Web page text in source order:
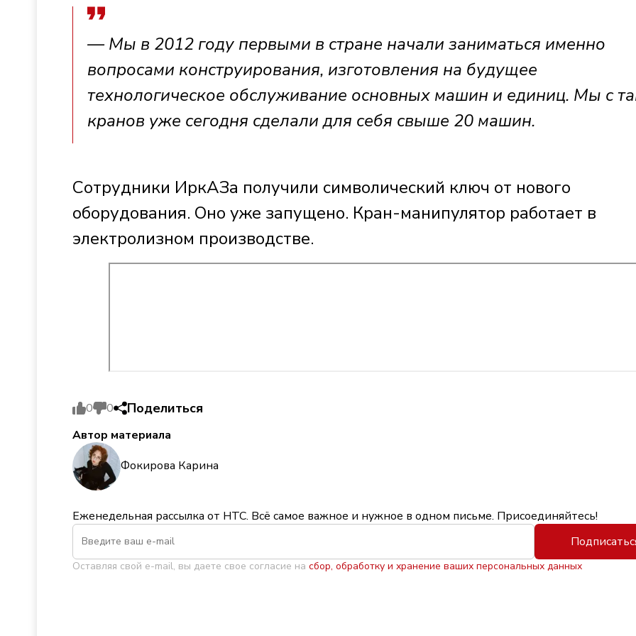
— Мы в 2012 году первыми в стране начали заниматься именно
вопросами конструирования, изготовления на будущее
технологическое обслуживание основных машин и единиц. Мы с
кранов уже сегодня сделали для себя свыше 20 машин.
Сотрудники ИркАЗа получили символический ключ от нового
оборудования. Оно уже запущено. Кран-манипулятор работает в
электролизном производстве.
0 0 Поделиться
Автор материала
Фокирова Карина
Еженедельная рассылка от НТС. Всё самое важное и нужное в одном письме. Присоединяйтесь!
Оставляя свой e-mail, вы даете свое согласие на сбор, обработку и хранение ваших персональных данных